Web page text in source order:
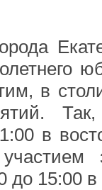
в
в
15:00 в